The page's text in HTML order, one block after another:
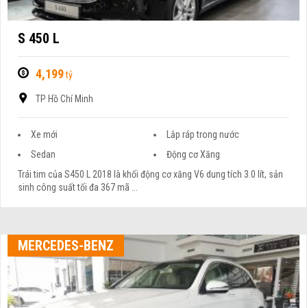
S 450 L
4,199tỷ
TP Hồ Chí Minh
Xe mới
Lắp ráp trong nước
Sedan
Động cơ Xăng
Trái tim của S450 L 2018 là khối động cơ xăng V6 dung tích 3.0 lít, sản
sinh công suất tối đa 367 mã ...
MERCEDES-BENZ